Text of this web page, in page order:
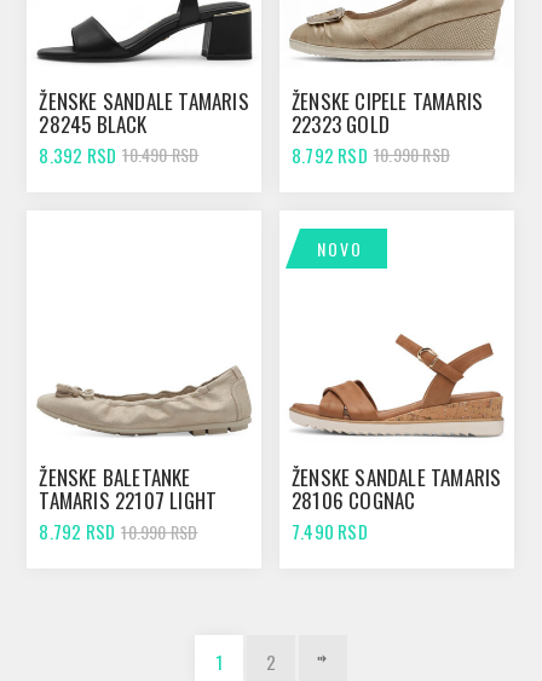
ŽENSKE SANDALE TAMARIS
28245 BLACK
8.392 RSD 10.490 RSD
ŽENSKE CIPELE TAMARIS
22323 GOLD
8.792 RSD 10.990 RSD
ŽENSKE BALETANKE
TAMARIS 22107 LIGHT
GOLD
8.792 RSD 10.990 RSD
NOVO
ŽENSKE SANDALE TAMARIS
28106 COGNAC
7.490 RSD
1 2